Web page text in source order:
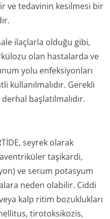
ve tedavinin kesilmesi bir
ilaçlarla olduğu gibi,
olan hastalarda ve
yolu enfeksiyonları
kullanılmalıdır. Gerekli
başlatılmalıdır.
seyrek olarak
taşikardi,
ve serum potasyum
neden olabilir. Ciddi
kalp ritim bozuklukları
tirotoksikozis,